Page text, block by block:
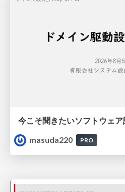
masuda220
PRO